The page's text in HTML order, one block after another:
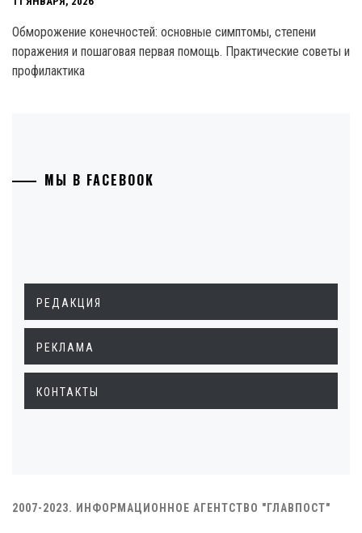
Обморожение конечностей: основные симптомы, степени
поражения и пошаговая первая помощь. Практические советы и
профилактика
МЫ В FACEBOOK
РЕДАКЦИЯ
РЕКЛАМА
КОНТАКТЫ
2007-2023. ИНФОРМАЦИОННОЕ АГЕНТСТВО "ГЛАВПОСТ"